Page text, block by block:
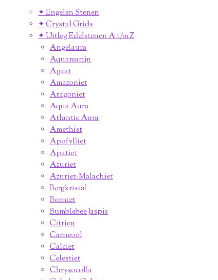
✦ Engelen Stenen
✦ Crystal Grids
✦ Uitleg Edelstenen A t/m Z
Angelaura
Aquamarijn
Agaat
Amazoniet
Aragoniet
Aqua Aura
Atlantic Aura
Amethist
Apofylliet
Apatiet
Azuriet
Azuriet-Malachiet
Bergkristal
Borniet
Bumblebee Jaspis
Citrien
Carneool
Calciet
Celestiet
Chrysocolla